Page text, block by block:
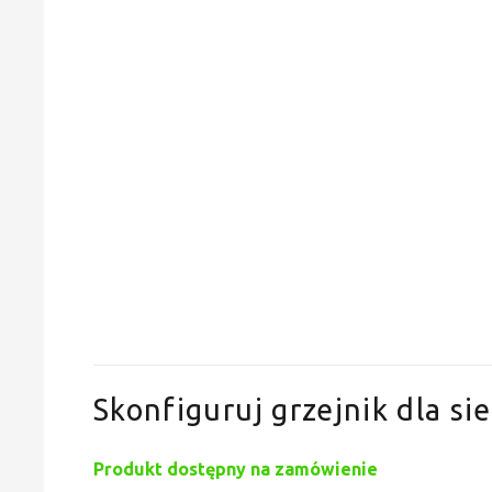
Skonfiguruj grzejnik dla
Produkt dostępny na zamówienie